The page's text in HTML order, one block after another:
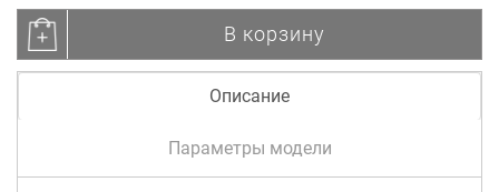
В корзину
Описание
Параметры модели